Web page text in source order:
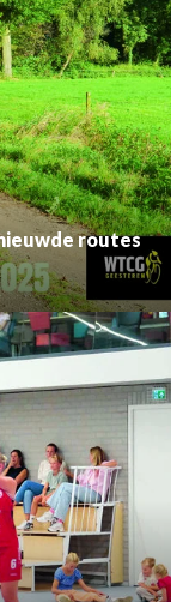
Classic met vernieuwde routes